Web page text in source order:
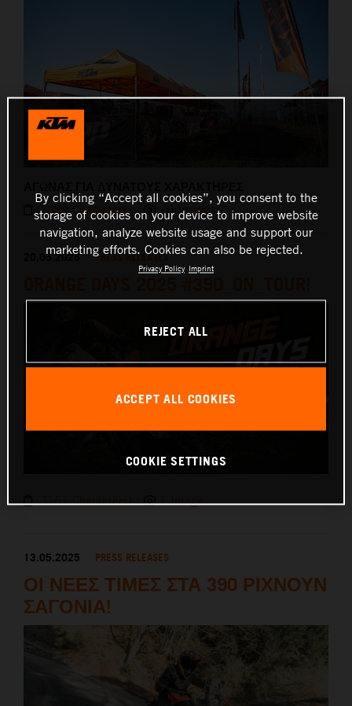
(1899 Characters)
26 Images
20.05.2025 PRESS RELEASES
(3161 Characters) 1 Image
13.05.2025 PRESS RELEASES
ΟΙ ΝΕΕΣ ΤΙΜΕΣ ΣΤΑ 390 ΡΙΧΝΟΥΝ
ΣΑΓΟΝΙΑ!
By clicking “Accept all cookies”, you consent to the
storage of cookies on your device to improve website
navigation, analyze website usage and support our
marketing efforts. Cookies can also be rejected.
Privacy Policy Imprint
REJECT ALL
ACCEPT ALL COOKIES
COOKIE SETTINGS